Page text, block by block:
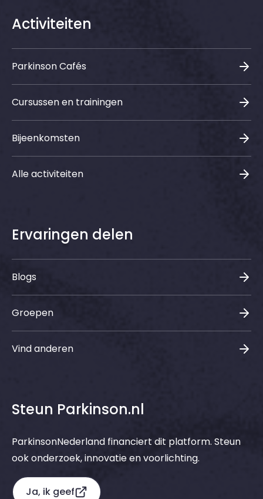
Activiteiten
Parkinson Cafés
Cursussen en trainingen
Bijeenkomsten
Alle activiteiten
Ervaringen delen
Blogs
Groepen
Vind anderen
Steun Parkinson.nl
ParkinsonNederland financiert dit platform. Steun
ook onderzoek, innovatie en voorlichting.
Ja, ik geef